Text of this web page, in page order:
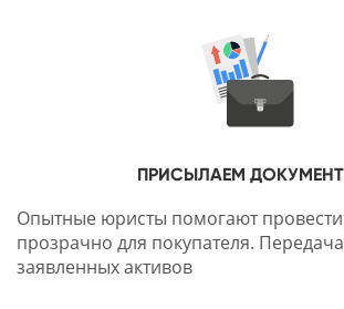
ПРИСЫЛАЕМ
Опытные юристы помогают провести
прозрачно для покупателя.
заявленных активов